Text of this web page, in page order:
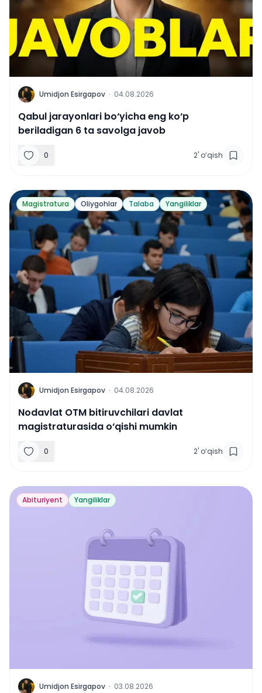
U Umidjon Esirgapov · 04.08.2026
Qabul jarayonlari bo‘yicha eng ko‘p
beriladigan 6 ta savolga javob
0 2' o‘qish
Magistratura Oliygohlar Talaba Yangiliklar
U Umidjon Esirgapov · 04.08.2026
Nodavlat OTM bitiruvchilari davlat
magistraturasida o‘qishi mumkin
0 2' o‘qish
Abituriyent Yangiliklar
U Umidjon Esirgapov · 03.08.2026